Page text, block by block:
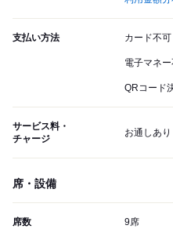
支払い方法 カード不可
電子マネ
QRコード
サービス料・
チャージ
お通しあり
席・設備
席数 9席